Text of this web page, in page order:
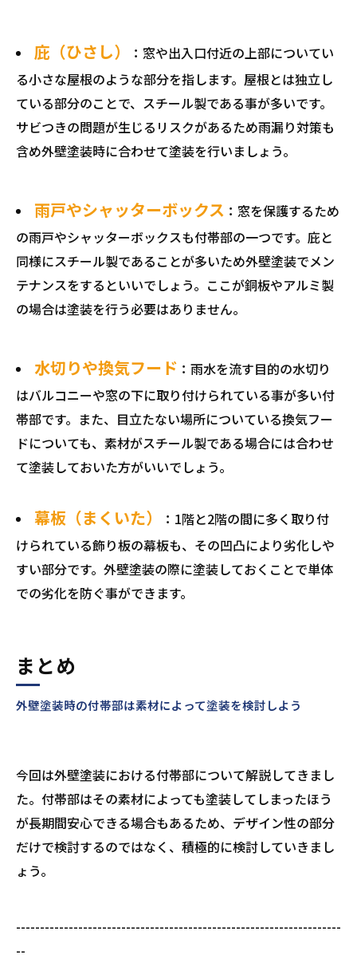
庇（ひさし）
：窓や出入口付近の上部についてい
る小さな屋根のような部分を指します。屋根とは独立し
ている部分のことで、スチール製である事が多いです。
サビつきの問題が生じるリスクがあるため雨漏り対策も
含め外壁塗装時に合わせて塗装を行いましょう。
雨戸やシャッターボックス ：窓を保護するため
の雨戸やシャッターボックスも付帯部の一つです。庇と
同様にスチール製であることが多いため外壁塗装でメン
テナンスをするといいでしょう。ここが銅板やアルミ製
の場合は塗装を行う必要はありません。
水切りや換気フード ：雨水を流す目的の水切り
はバルコニーや窓の下に取り付けられている事が多い付
帯部です。また、目立たない場所についている換気フー
ドについても、素材がスチール製である場合には合わせ
て塗装しておいた方がいいでしょう。
幕板（まくいた）
：1階と2階の間に多く取り付
けられている飾り板の幕板も、その凹凸により劣化しや
すい部分です。外壁塗装の際に塗装しておくことで単体
での劣化を防ぐ事ができます。
外壁塗装時の付帯部は素材によって塗装を検討しよう
まとめ
今回は外壁塗装における付帯部について解説してきまし
た。付帯部はその素材によっても塗装してしまったほう
が長期間安心できる場合もあるため、デザイン性の部分
だけで検討するのではなく、積極的に検討していきまし
ょう。
--------------------------------------------------------------------
--